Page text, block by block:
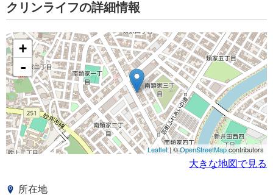
クリンライフの詳細情報
+
-
Leaflet| ©OpenStreetMapcontributors
大きな地図で見る
所在地